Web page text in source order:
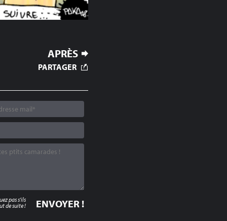
APRÈS
PARTAGER
pas s'ils
de suite !